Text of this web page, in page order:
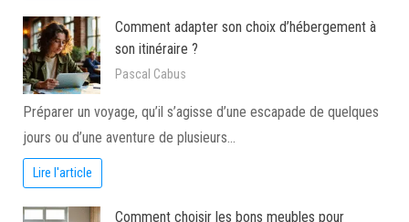
Comment adapter son choix d’hébergement à
son itinéraire ?
Pascal Cabus
Préparer un voyage, qu’il s’agisse d’une escapade de quelques
jours ou d’une aventure de plusieurs…
Lire l'article
Comment choisir les bons meubles pour